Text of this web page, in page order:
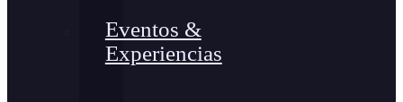
Eventos &
Experiencias